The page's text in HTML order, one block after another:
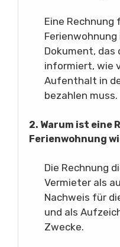
Eine Rechnung
Dokument, das
informiert, wie
Aufenthalt in
bezahlen muss.
2. Warum ist eine
Ferienwohnung
Die Rechnung
Vermieter als
Nachweis für
und als
Zwecke.